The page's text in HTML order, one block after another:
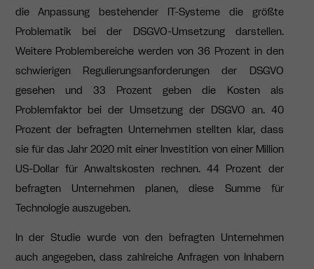
die Anpassung bestehender IT-Systeme die größte
Problematik bei der DSGVO-Umsetzung darstellen.
Weitere Problembereiche werden von 36 Prozent in den
schwierigen Regulierungsanforderungen der DSGVO
gesehen und 33 Prozent geben die Kosten als
Problemfaktor bei der Umsetzung der DSGVO an. 40
Prozent der befragten Unternehmen stellten klar, dass
sie für das Jahr 2020 mit einer Investition von einer Million
US-Dollar für Anwaltskosten rechnen. 44 Prozent der
befragten Unternehmen planen, diese Summe für
Technologie auszugeben.
In der Studie wurde von den befragten Unternehmen
auch angegeben, dass zahlreiche Anfragen von Inhabern